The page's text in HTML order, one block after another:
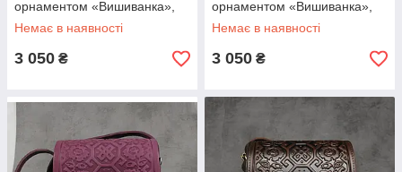
орнаментом «Вишиванка»,
бежевого кольору, 20*21*9 см
Немає в наявності
3 050 ₴
орнаментом «Вишиванка»,
синього кольору, 20*21*9 см
Немає в наявності
3 050 ₴